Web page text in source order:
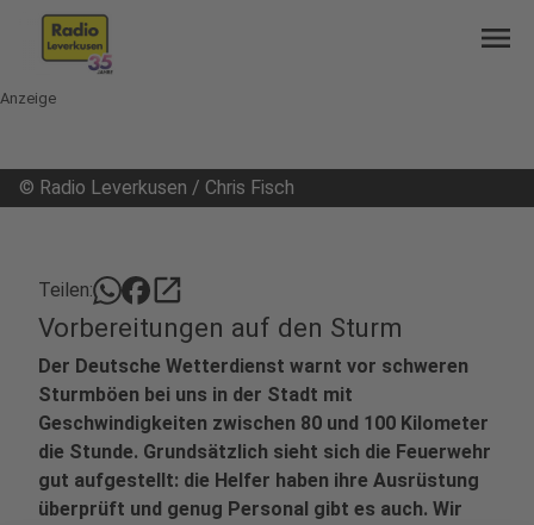
menu
Anzeige
© Radio Leverkusen / Chris Fisch
Teilen: open_in_new
Vorbereitungen auf den Sturm
Der Deutsche Wetterdienst warnt vor schweren
Sturmböen bei uns in der Stadt mit
Geschwindigkeiten zwischen 80 und 100 Kilometer
die Stunde. Grundsätzlich sieht sich die Feuerwehr
gut aufgestellt: die Helfer haben ihre Ausrüstung
überprüft und genug Personal gibt es auch. Wir